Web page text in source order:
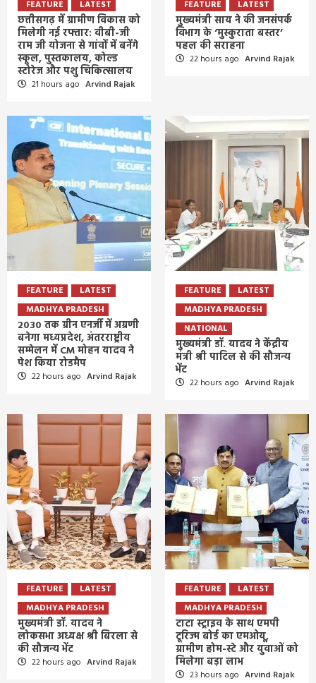
FEATURE LATEST
छत्तीसगढ़ में ग्रामीण विकास को
मिलेगी नई रफ्तार: वीबी-जी
राम जी योजना से गांवों में बनेंगे
स्कूल, पुस्तकालय, कोल्ड
स्टोरेज और पशु चिकित्सालय
21 hours ago Arvind Rajak
FEATURE LATEST
मुख्यमंत्री साय ने की जनसंपर्क
विभाग के ‘मुस्कुराता बस्तर’
पहल की सराहना
22 hours ago Arvind Rajak
FEATURE
LATEST
MADHYA PRADESH
2030 तक ग्रीन एनर्जी में अग्रणी
बनेगा मध्यप्रदेश, अंतरराष्ट्रीय
सम्मेलन में CM मोहन यादव ने
पेश किया रोडमैप
22 hours ago Arvind Rajak
FEATURE
LATEST
MADHYA PRADESH
NATIONAL
मुख्यमंत्री डॉ. यादव ने केंद्रीय
मंत्री श्री पाटिल से की सौजन्य
भेंट
22 hours ago Arvind Rajak
FEATURE
LATEST
MADHYA PRADESH
मुख्यमंत्री डॉ. यादव ने
लोकसभा अध्यक्ष श्री बिरला से
की सौजन्य भेंट
22 hours ago Arvind Rajak
FEATURE
LATEST
MADHYA PRADESH
टाटा स्ट्राइव के साथ एमपी
टूरिज्म बोर्ड का एमओयू,
ग्रामीण होम-स्टे और युवाओं को
मिलेगा बड़ा लाभ
23 hours ago Arvind Rajak